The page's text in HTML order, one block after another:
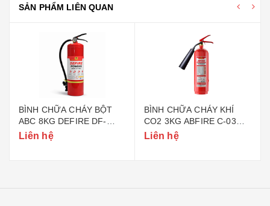
SẢN PHẨM LIÊN QUAN
BÌNH CHỮA CHÁY BỘT
ABC 8KG DEFIRE DF-
ABC8 (BỘ CÔNG AN)
Liên hệ
BÌNH CHỮA CHÁY KHÍ
CO2 3KG ABFIRE C-03
(TEM BỘ CÔNG AN)
Liên hệ